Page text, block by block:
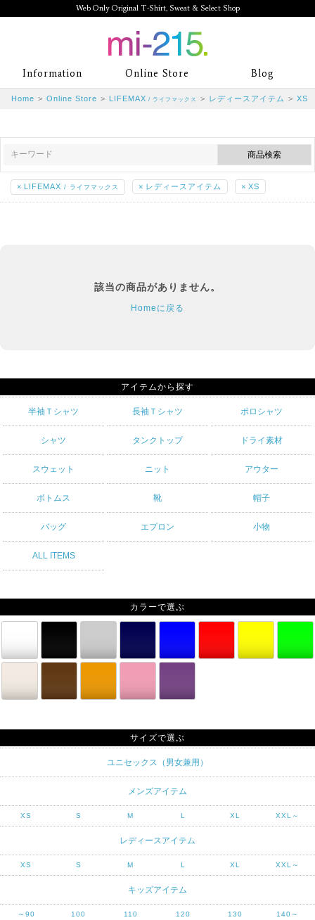
Web Only Original T-Shirt, Sweat & Select Shop
mi-215. Web Only Original T-Shirt,
Sweat & Select Shop mi-215. Tシャ
ランド専門通販
Information Online Store Blog
Home > Online Store > LIFEMAX / ライフマックス > レディースアイテム > XS
× LIFEMAX / ライフマックス × レディースアイテム × XS
該当の商品がありません。
Homeに戻る
アイテムから探す
半袖Ｔシャツ 長袖Ｔシャツ ポロシャツ
シャツ タンクトップ ドライ素材
スウェット ニット アウター
ボトムス 靴 帽子
バッグ エプロン 小物
ALL ITEMS
カラーで選ぶ
サイズで選ぶ
ユニセックス（男女兼用）
メンズアイテム
XS S M L XL XXL～
レディースアイテム
XS S M L XL XXL～
キッズアイテム
～90 100 110 120 130 140～